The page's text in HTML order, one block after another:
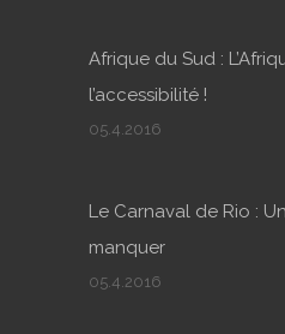
Afrique du Sud :
l’accessibilité !
05.4.2016
Le Carnaval de Rio :
manquer
05.4.2016